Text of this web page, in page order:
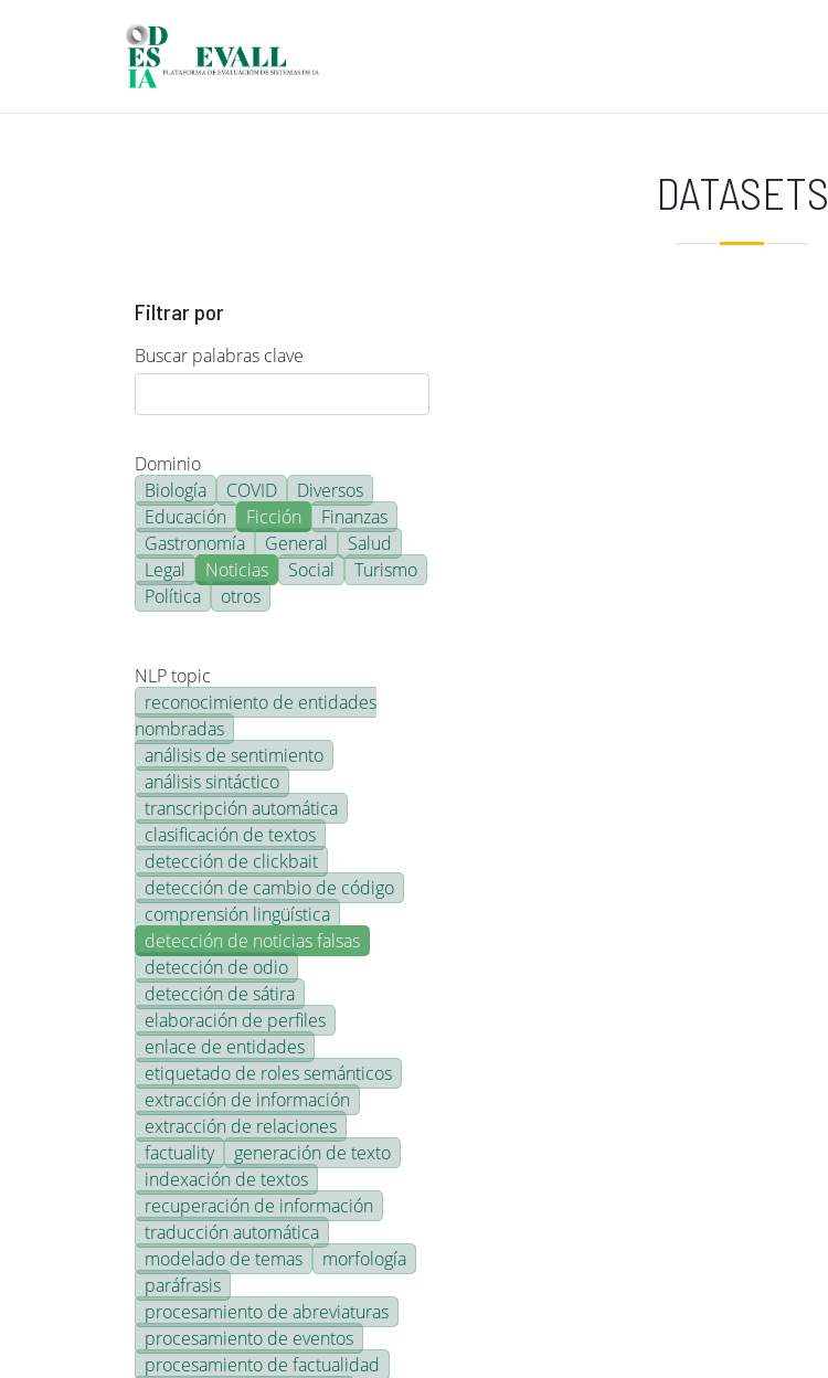
DATASETS
Filtrar por
Buscar palabras clave
Dominio
Biología
COVID
Diversos
Educación
Ficción
Finanzas
Gastronomía
General
Salud
Legal
Noticias Social
Turismo
Política
otros
NLP topic
reconocimiento de entidades
nombradas
análisis de sentimiento
análisis sintáctico
transcripción automática
clasificación de textos
detección de clickbait
detección de cambio de código
comprensión lingüística
detección de noticias falsas
detección de odio
detección de sátira
elaboración de perfiles
enlace de entidades
etiquetado de roles semánticos
extracción de información
extracción de relaciones
factuality
generación de texto
indexación de textos
recuperación de información
traducción automática
modelado de temas
morfología
paráfrasis
procesamiento de abreviaturas
procesamiento de eventos
procesamiento de factualidad